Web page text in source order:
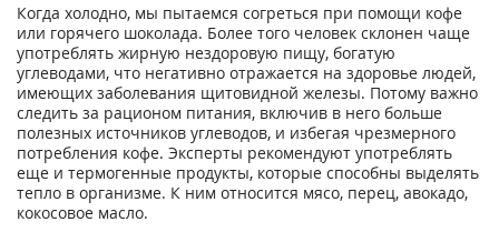
Когда холодно, мы пытаемся согреться при помощи кофе
или горячего шоколада. Более того человек склонен чаще
употреблять жирную нездоровую пищу, богатую
углеводами, что негативно отражается на здоровье людей,
имеющих заболевания щитовидной железы. Потому важно
следить за рационом питания, включив в него больше
полезных источников углеводов, и избегая чрезмерного
потребления кофе. Эксперты рекомендуют употреблять
еще и термогенные продукты, которые способны выделять
тепло в организме. К ним относится мясо, перец, авокадо,
кокосовое масло.